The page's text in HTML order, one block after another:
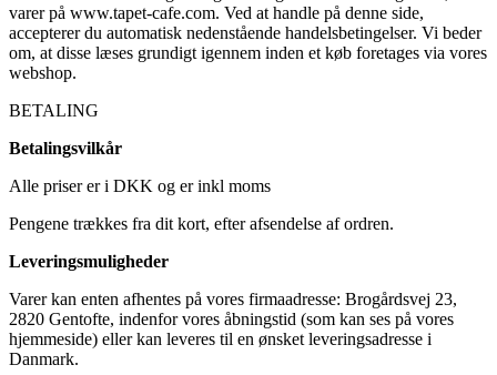
varer på www.tapet-cafe.com. Ved at handle på denne side,
accepterer du automatisk nedenstående handelsbetingelser. Vi beder
om, at disse læses grundigt igennem inden et køb foretages via vores
webshop.
BETALING
Betalingsvilkår
Alle priser er i DKK og er inkl moms
Pengene trækkes fra dit kort, efter afsendelse af ordren.
Leveringsmuligheder
Varer kan enten afhentes på vores firmaadresse: Brogårdsvej 23,
2820 Gentofte, indenfor vores åbningstid (som kan ses på vores
hjemmeside) eller kan leveres til en ønsket leveringsadresse i
Danmark.